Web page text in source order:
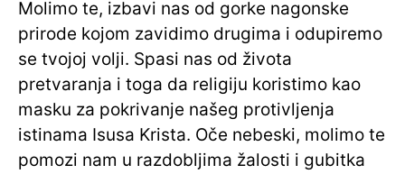
Molimo te, izbavi nas od gorke nagonske
prirode kojom zavidimo drugima i odupiremo
se tvojoj volji. Spasi nas od života
pretvaranja i toga da religiju koristimo kao
masku za pokrivanje našeg protivljenja
istinama Isusa Krista. Oče nebeski, molimo te
pomozi nam u razdobljima žalosti i gubitka